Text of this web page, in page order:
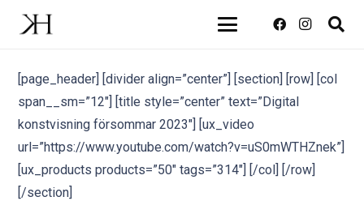
[page_header] [divider align=”center”] [section] [row] [col
span__sm=”12″] [title style=”center” text=”Digital
konstvisning försommar 2023″] [ux_video
url=”https://www.youtube.com/watch?v=uS0mWTHZnek”]
[ux_products products=”50″ tags=”314″] [/col] [/row]
[/section]